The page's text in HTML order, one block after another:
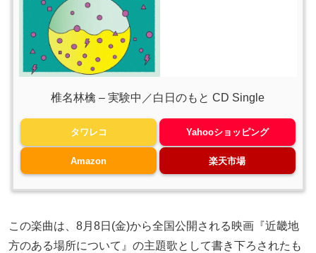
椎名林檎 – 実験中／白日のもと CD Single
タワレコ Yahooショッピング
Amazon 楽天市場
この楽曲は、8月8日(金)から全国公開される映画『近畿地
方のある場所について』の主題歌として書き下ろされたも